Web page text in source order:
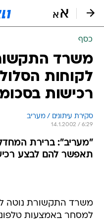
כסף
משרד
לקוחות
רכישות
סקירת עיתונים / מעריב
14.1.2002 / 6:29
"מעריב": ברירת
תאפשר להם לבצע
משרד התקשורת נוטה
למסחר באמצעות